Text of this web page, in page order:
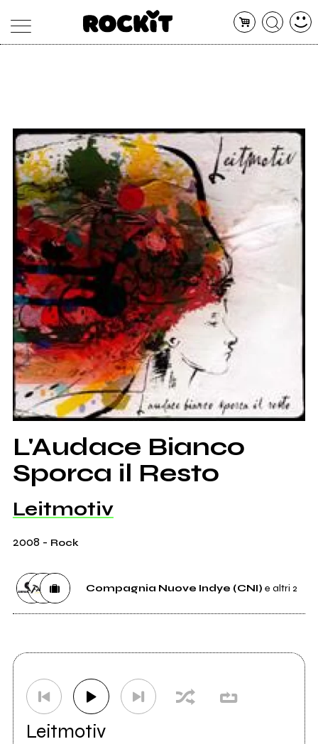
ARTISTI
CONCERTI
SHOP
RADIO
L'Audace Bianco
Sporca il Resto
Leitmotiv
2008 - Rock
Compagnia Nuove Indye (CNI) e altri 2
Ufficio stampa Lunatik
Leitmotiv